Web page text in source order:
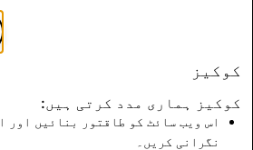
کوکیز
کوکیز ہماری مدد کرتی ہیں:
اس ویب سائٹ کو طاقتور بنائیں اور
نگرانی کریں۔